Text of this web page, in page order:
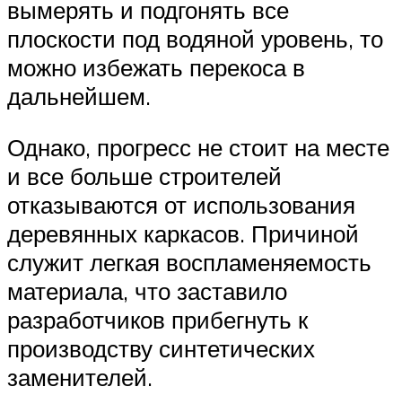
вымерять и подгонять все
плоскости под водяной уровень, то
можно избежать перекоса в
дальнейшем.
Однако, прогресс не стоит на месте
и все больше строителей
отказываются от использования
деревянных каркасов. Причиной
служит легкая воспламеняемость
материала, что заставило
разработчиков прибегнуть к
производству синтетических
заменителей.